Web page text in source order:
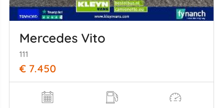
Mercedes Vito
111
€ 7.450